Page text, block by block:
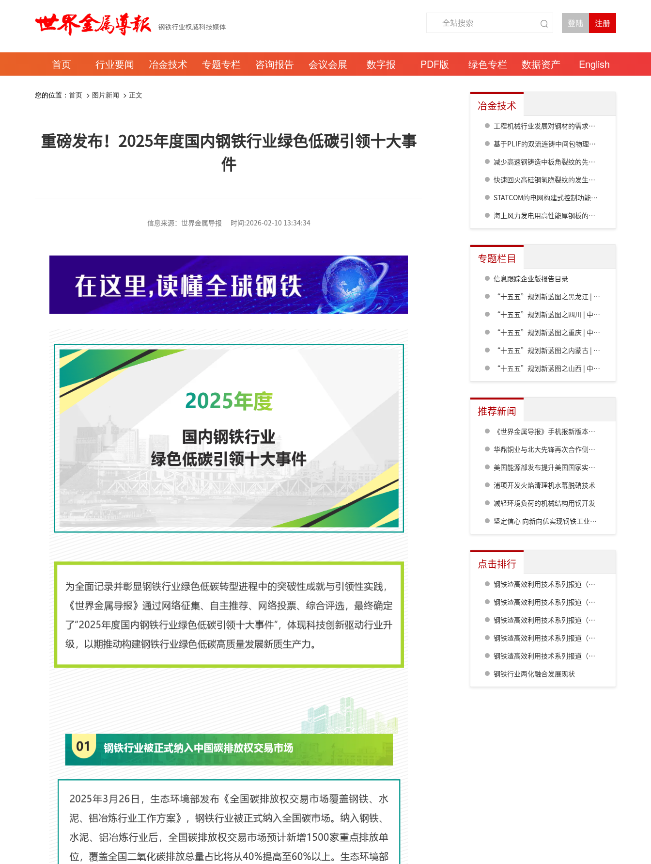
首页 行业要闻 冶金技术 专题专栏 咨询报告 会议会展 数字报 PDF版 绿色专栏 数据资产 English
您的位置： 首页 > 图片新闻 > 正文
重磅发布！2025年度国内钢铁行业绿色低碳引领十大事
件
信息来源：世界金属导报 时间:2026-02-10 13:34:34
冶金技术
工程机械行业发展对钢材的需求与展望
基于PLIF的双流连铸中间包物理模型溶质混合现象分析
减少高速钢铸造中板角裂纹的先进倒角模具设计
快速回火高硅钢氢脆裂纹的发生和扩展机制
STATCOM的电网构建式控制功能在炼钢中的应用
海上风力发电用高性能厚钢板的发展趋势
专题栏目
信息跟踪企业版报告目录
“十五五”规划新蓝图之黑龙江 | 中共黑龙江省委关于制定国民经济和社会发展第十五个五年规划的建议
“十五五”规划新蓝图之四川 | 中共四川省委关于制定四川省国民经济和社会发展第十五个五年规划的建议
“十五五”规划新蓝图之重庆 | 中共重庆市委关于制定重庆市国民经济和社会发展第十五个五年规划的建议
“十五五”规划新蓝图之内蒙古 | 内蒙古自治区党委关于制定国民经济和社会发展第十五个五年规划的建议
“十五五”规划新蓝图之山西 | 中共山西省委关于制定山西省国民经济和社会发展第十五个五年规划的建议
推荐新闻
《世界金属导报》手机报新版本发布，免费下载，免费看
华鼎铜业与北大先锋再次合作侧吹炉配套6000立方制氧项目
美国能源部发布提升美国国家实验室技术能力的项目
浦项开发火焰清理机水幕脱硝技术
减轻环境负荷的机械结构用钢开发
坚定信心 向新向优实现钢铁工业“十五五”发展良好开局
点击排行
钢铁渣高效利用技术系列报道（一） 室兰钢铁厂用钢渣骨料配制重混凝土的研究
钢铁渣高效利用技术系列报道（二） 鹿岛钢铁厂钢铁渣利用技术的开发
钢铁渣高效利用技术系列报道（五） 八幡厂钢铁渣的利用
钢铁渣高效利用技术系列报道（三） 名古屋厂铁水预处理炉渣肥料化的开发
钢铁渣高效利用技术系列报道（四） 广畑厂灰石材生产利用技术的开发
钢铁行业两化融合发展现状